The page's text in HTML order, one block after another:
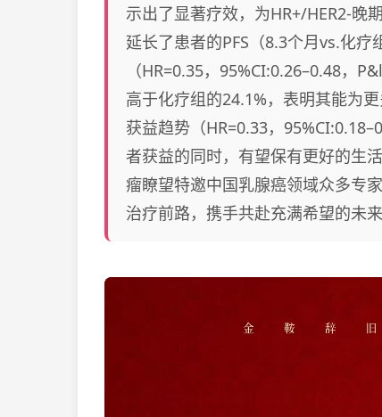
示出了显著疗效，为HR+/HER2-晚
延长了患者的PFS（8.3个月vs.化
（HR=0.35，95%CI:0.26–0.48，
高于化疗组的24.1%，表明其能为
获益趋势（HR=0.33，
者获益的同时，有望保有更好的生
瘤瞭望特邀中国乳腺癌领域众多专
治疗前路，携手共赴充满希望的未来